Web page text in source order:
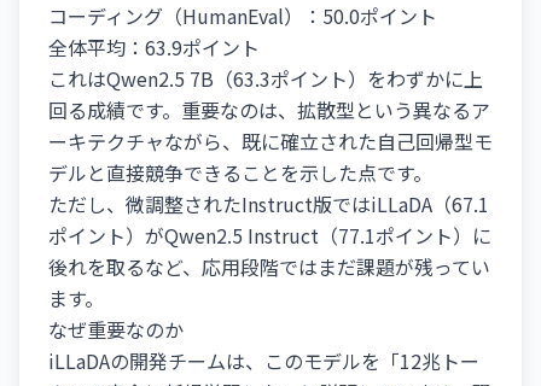
コーディング（HumanEval）：50.0ポイント
全体平均：63.9ポイント
これはQwen2.5 7B（63.3ポイント）をわずかに上
回る成績です。重要なのは、拡散型という異なるア
ーキテクチャながら、既に確立された自己回帰型モ
デルと直接競争できることを示した点です。
ただし、微調整されたInstruct版ではiLLaDA（67.1
ポイント）がQwen2.5 Instruct（77.1ポイント）に
後れを取るなど、応用段階ではまだ課題が残ってい
ます。
なぜ重要なのか
iLLaDAの開発チームは、このモデルを「12兆トー